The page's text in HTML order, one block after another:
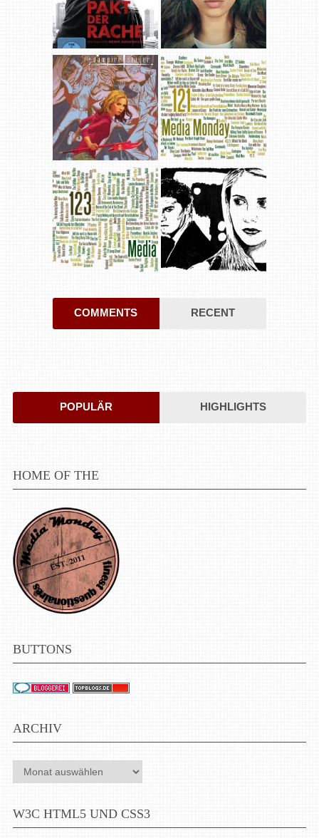
COMMENTS RECENT
POPULÄR HIGHLIGHTS
HOME OF THE
BUTTONS
ARCHIV
Archiv
W3C HTML5 UND CSS3